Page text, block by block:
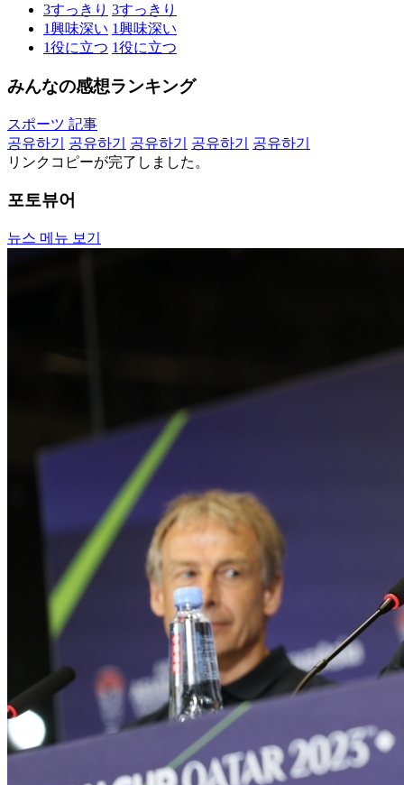
3すっきり 3すっきり
1興味深い 1興味深い
1役に立つ 1役に立つ
みんなの感想ランキング
スポーツ 記事
공유하기
공유하기 공유하기 공유하기
공유하기
リンクコピーが完了しました。
포토뷰어
뉴스 메뉴 보기